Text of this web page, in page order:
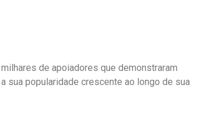
de apoiadores que demonstraram
sua popularidade crescente ao longo de sua